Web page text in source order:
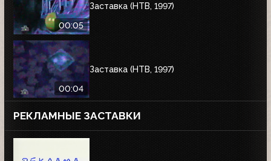
00:05
Заставка (НТВ, 1997)
00:04
Заставка (НТВ, 1997)
РЕКЛАМНЫЕ ЗАСТАВКИ